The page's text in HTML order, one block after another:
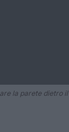
la parete dietro